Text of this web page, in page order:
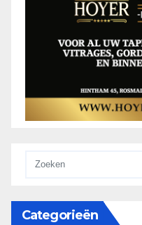
Categorieën